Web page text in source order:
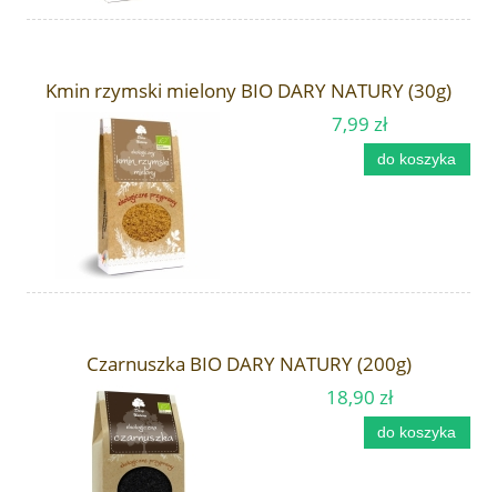
Kmin rzymski mielony BIO DARY NATURY (30g)
7,99 zł
do koszyka
Czarnuszka BIO DARY NATURY (200g)
18,90 zł
do koszyka